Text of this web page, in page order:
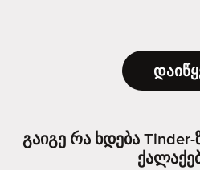
გაიგე რა ხდება